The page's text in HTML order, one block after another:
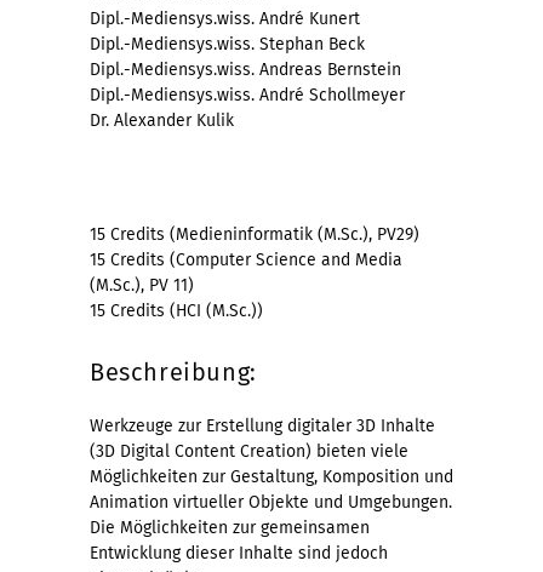
Dipl.-Mediensys.wiss. André Kunert
Dipl.-Mediensys.wiss. Stephan Beck
Dipl.-Mediensys.wiss. Andreas Bernstein
Dipl.-Mediensys.wiss. André Schollmeyer
Dr. Alexander Kulik
15 Credits (Medieninformatik (M.Sc.), PV29)
15 Credits (Computer Science and Media
(M.Sc.), PV 11)
15 Credits (HCI (M.Sc.))
Beschreibung:
Werkzeuge zur Erstellung digitaler 3D Inhalte
(3D Digital Content Creation) bieten viele
Möglichkeiten zur Gestaltung, Komposition und
Animation virtueller Objekte und Umgebungen.
Die Möglichkeiten zur gemeinsamen
Entwicklung dieser Inhalte sind jedoch